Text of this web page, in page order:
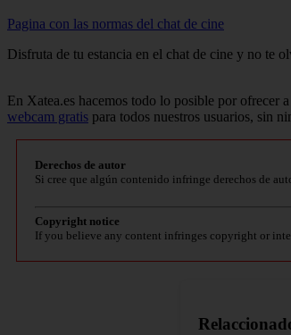
Pagina con las normas del chat de cine
Disfruta de tu estancia en el chat de cine y no te
En Xatea.es hacemos todo lo posible por ofrecer
webcam gratis para todos nuestros usuarios, sin
Derechos de autor
Si cree que algún contenido infringe derechos de
Copyright notice
If you believe any content infringes copyright or